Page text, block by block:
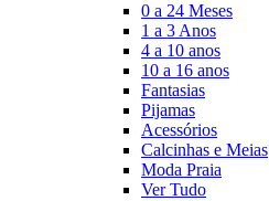
0 a 24 Meses
1 a 3 Anos
4 a 10 anos
10 a 16 anos
Fantasias
Pijamas
Acessórios
Calcinhas e Meias
Moda Praia
Ver Tudo